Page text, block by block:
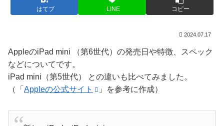
はてブ LINE コピー
2024.07.17
AppleのiPad mini （第6世代）の発売日や特徴、スペック
などについてです。
iPad mini（第5世代） との違いも比べてみました。
（「 Appleの公式サイト 」を参考に作成）